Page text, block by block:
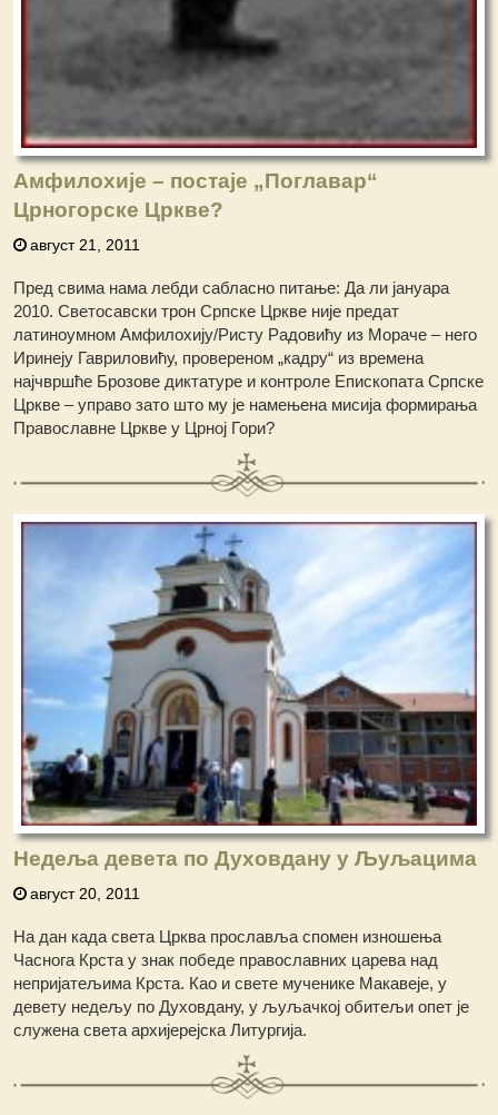
Амфилохије – постаје „Поглавар“
Црногорске Цркве?
август 21, 2011
Пред свима нама лебди сабласно питање: Да ли јануара
2010. Светосавски трон Српске Цркве није предат
латиноумном Амфилохију/Ристу Радовићу из Мораче – него
Иринеју Гавриловићу, провереном „кадру“ из времена
најчвршће Брозове диктатуре и контроле Епископата Српске
Цркве – управо зато што му је намењена мисија формирања
Православне Цркве у Црној Гори?
Недеља девета по Духовдану у Љуљацима
август 20, 2011
На дан када света Црква прославља спомен изношења
Часнога Крста у знак победе православних царева над
непријатељима Крста. Као и свете мученике Макавеје, у
девету недељу по Духовдану, у љуљачкој обитељи опет је
служена света архијерејска Литургија.